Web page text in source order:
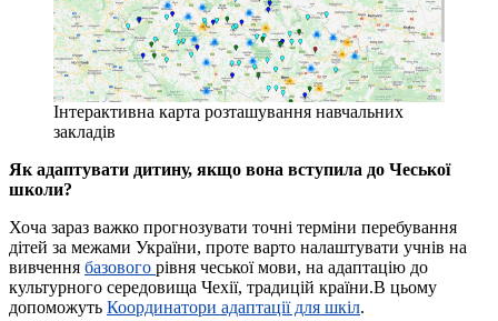
Інтерактивна карта розташування навчальних
закладів
Як адаптувати дитину, якщо вона вступила до Чеської
школи?
Хоча зараз важко прогнозувати точні терміни перебування
дітей за межами України, проте варто налаштувати учнів на
вивчення базового рівня чеської мови, на адаптацію до
культурного середовища Чехії, традицій країни.В цьому
допоможуть Координатори адаптації для шкіл.